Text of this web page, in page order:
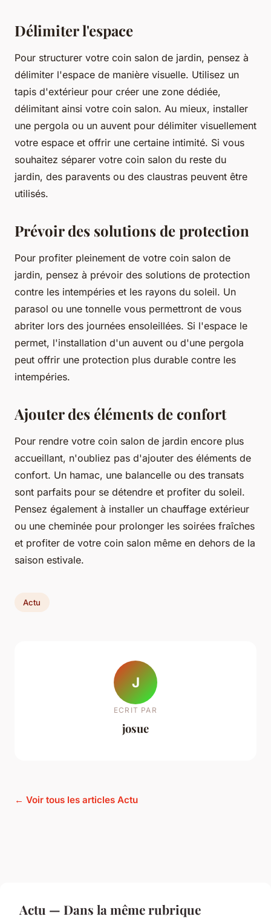
Délimiter l'espace
Pour structurer votre coin salon de jardin, pensez à
délimiter l'espace de manière visuelle. Utilisez un
tapis d'extérieur pour créer une zone dédiée,
délimitant ainsi votre coin salon. Au mieux, installer
une pergola ou un auvent pour délimiter visuellement
votre espace et offrir une certaine intimité. Si vous
souhaitez séparer votre coin salon du reste du
jardin, des paravents ou des claustras peuvent être
utilisés.
Prévoir des solutions de protection
Pour profiter pleinement de votre coin salon de
jardin, pensez à prévoir des solutions de protection
contre les intempéries et les rayons du soleil. Un
parasol ou une tonnelle vous permettront de vous
abriter lors des journées ensoleillées. Si l'espace le
permet, l'installation d'un auvent ou d'une pergola
peut offrir une protection plus durable contre les
intempéries.
Ajouter des éléments de confort
Pour rendre votre coin salon de jardin encore plus
accueillant, n'oubliez pas d'ajouter des éléments de
confort. Un hamac, une balancelle ou des transats
sont parfaits pour se détendre et profiter du soleil.
Pensez également à installer un chauffage extérieur
ou une cheminée pour prolonger les soirées fraîches
et profiter de votre coin salon même en dehors de la
saison estivale.
Actu
J
ECRIT PAR
josue
← Voir tous les articles Actu
Actu — Dans la même rubrique